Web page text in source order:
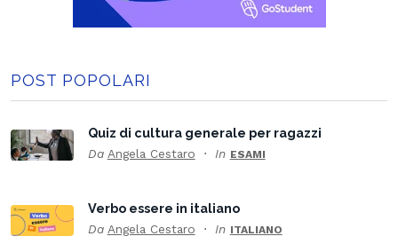
POST POPOLARI
Quiz di cultura generale per ragazzi
Da Angela Cestaro In ESAMI
Verbo essere in italiano
Da Angela Cestaro In ITALIANO